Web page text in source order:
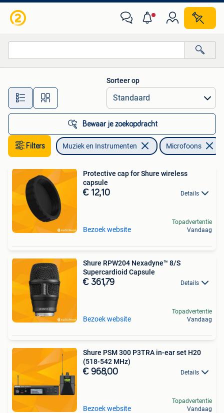
Alle afstanden…
Sorteer op
Bewaar je zoekopdracht
Filters Muziek en Instrumenten Microfoons
Protective cap for Shure wireless
capsule
€ 12,10 Details
Bezoek website
Topadvertentie
Vandaag
Shure RPW204 Nexadyne™ 8/S
Supercardioid Capsule
€ 361,79 Details
Bezoek website
Topadvertentie
Vandaag
Shure PSM 300 P3TRA in-ear set H20
(518-542 MHz)
€ 968,00 Details
Bezoek website
Topadvertentie
Vandaag